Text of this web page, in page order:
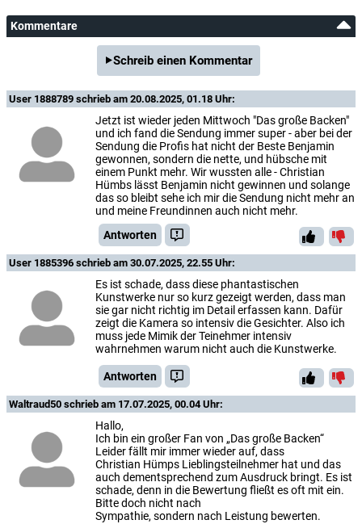
Kommentare
Schreib einen Kommentar
User 1888789 schrieb am 20.08.2025, 01.18 Uhr:
Jetzt ist wieder jeden Mittwoch "Das große Backen"
und ich fand die Sendung immer super - aber bei der
Sendung die Profis hat nicht der Beste Benjamin
gewonnen, sondern die nette, und hübsche mit
einem Punkt mehr. Wir wussten alle - Christian
Hümbs lässt Benjamin nicht gewinnen und solange
das so bleibt sehe ich mir die Sendung nicht mehr an
und meine Freundinnen auch nicht mehr.
Antworten
User 1885396 schrieb am 30.07.2025, 22.55 Uhr:
Es ist schade, dass diese phantastischen
Kunstwerke nur so kurz gezeigt werden, dass man
sie gar nicht richtig im Detail erfassen kann. Dafür
zeigt die Kamera so intensiv die Gesichter. Also ich
muss jede Mimik der Teinehmer intensiv
wahrnehmen warum nicht auch die Kunstwerke.
Antworten
Waltraud50 schrieb am 17.07.2025, 00.04 Uhr:
Hallo,
Ich bin ein großer Fan von „Das große Backen“
Leider fällt mir immer wieder auf, dass
Christian Hümps Lieblingsteilnehmer hat und das
auch dementsprechend zum Ausdruck bringt. Es ist
schade, denn in die Bewertung fließt es oft mit ein.
Bitte doch nicht nach
Sympathie, sondern nach Leistung bewerten.